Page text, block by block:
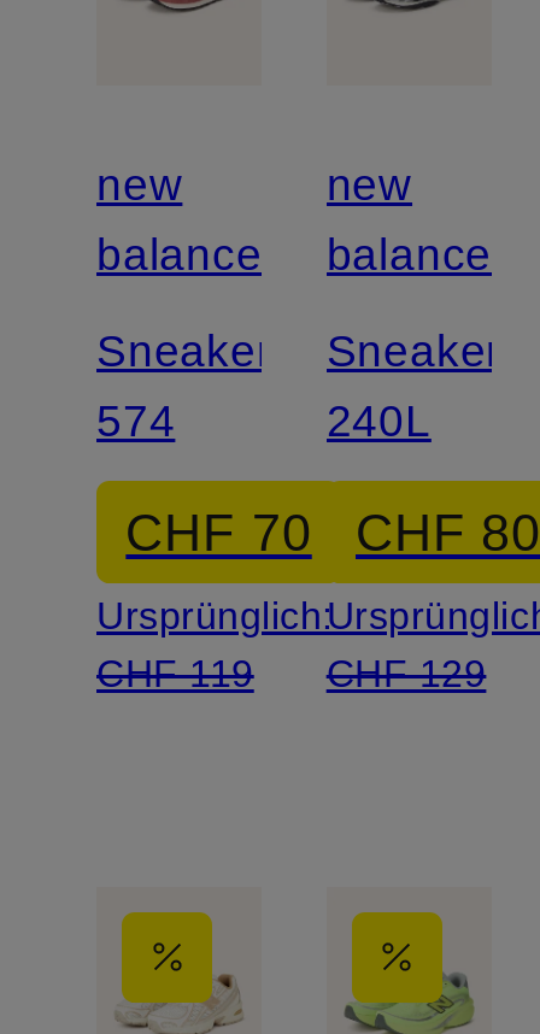
new
balance
Sneaker
574
CHF 70
Ursprünglich:
CHF 119
new
balance
Sneaker
240L
CHF
CHF 129